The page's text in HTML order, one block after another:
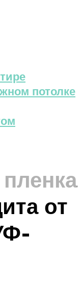
потолке
от